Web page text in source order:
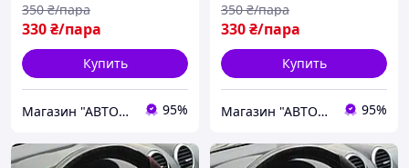
330₴/пара
350 ₴/пара
Купить
Магазин "АВТОДИЗАЙНЕР" 95%
330₴/пара
350 ₴/пара
Купить
Магазин "АВТОДИЗАЙНЕР" 95%